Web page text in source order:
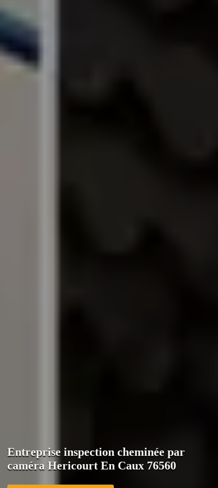
Entreprise inspection cheminée par
caméra Hericourt En Caux 76560